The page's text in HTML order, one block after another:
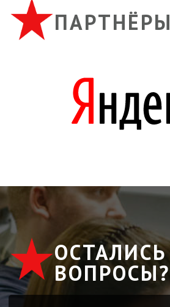
ПАРТНЁРЫ
ОСТАЛИСЬ
ВОПРОСЫ?